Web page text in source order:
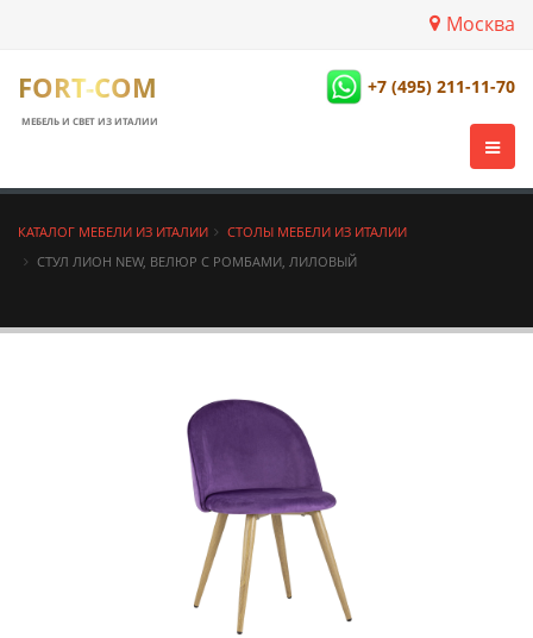
Москва
FORT-COM
МЕБЕЛЬ И СВЕТ ИЗ ИТАЛИИ
+7 (495) 211-11-70
КАТАЛОГ МЕБЕЛИ ИЗ ИТАЛИИ
СТОЛЫ МЕБЕЛИ ИЗ ИТАЛИИ
СТУЛ ЛИОН NEW, ВЕЛЮР С РОМБАМИ, ЛИЛОВЫЙ